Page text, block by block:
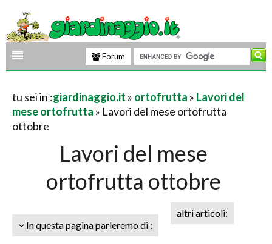
Forum
tu sei in :giardinaggio.it » ortofrutta » Lavori del
mese ortofrutta » Lavori del mese ortofrutta
ottobre
Lavori del mese
ortofrutta ottobre
In questa pagina parleremo di :
altri articoli: